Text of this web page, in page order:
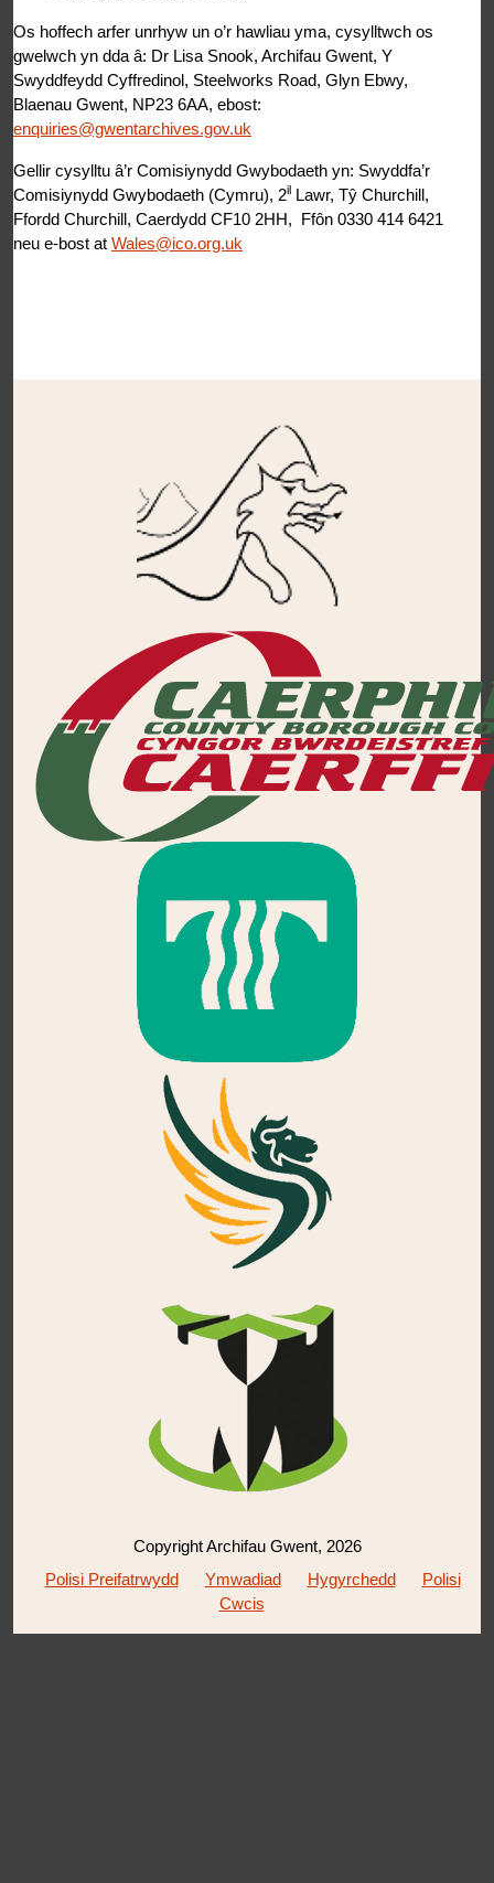
Os hoffech arfer unrhyw un o’r hawliau yma, cysylltwch os
gwelwch yn dda â: Dr Lisa Snook, Archifau Gwent, Y
Swyddfeydd Cyffredinol, Steelworks Road, Glyn Ebwy,
Blaenau Gwent, NP23 6AA, ebost:
enquiries@gwentarchives.gov.uk
Gellir cysylltu â’r Comisiynydd Gwybodaeth yn: Swyddfa’r
Comisiynydd Gwybodaeth (Cymru), 2il Lawr, Tŷ Churchill,
Ffordd Churchill, Caerdydd CF10 2HH, Ffôn 0330 414 6421
neu e-bost at Wales@ico.org.uk
Copyright Archifau Gwent, 2026
Polisi Preifatrwydd
Ymwadiad Hygyrchedd
Polisi
Cwcis